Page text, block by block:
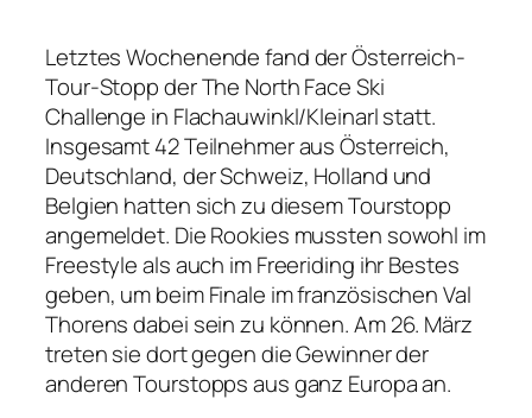
Letztes Wochenende fand der Österreich-
Tour-Stopp der The North Face Ski
Challenge in Flachauwinkl/Kleinarl statt.
Insgesamt 42 Teilnehmer aus Österreich,
Deutschland, der Schweiz, Holland und
Belgien hatten sich zu diesem Tourstopp
angemeldet. Die Rookies mussten sowohl im
Freestyle als auch im Freeriding ihr Bestes
geben, um beim Finale im französischen Val
Thorens dabei sein zu können. Am 26. März
treten sie dort gegen die Gewinner der
anderen Tourstopps aus ganz Europa an.